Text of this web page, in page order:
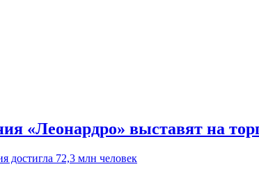
«Леонардро» выставят на